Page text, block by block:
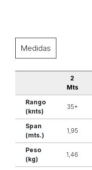
Medidas
2
Mts
Rango
(knts)
35+
Span
(mts.)
1,95
Peso
(kg)
1,46